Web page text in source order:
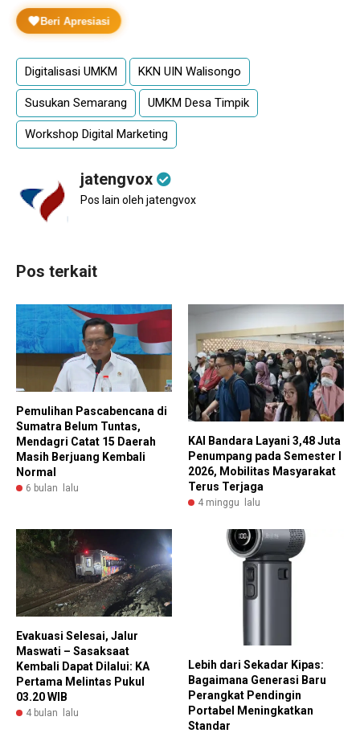
Beri Apresiasi
Digitalisasi UMKM KKN UIN Walisongo
Susukan Semarang UMKM Desa Timpik
Workshop Digital Marketing
jatengvox
Pos lain oleh jatengvox
Pos terkait
Pemulihan Pascabencana di
Sumatra Belum Tuntas,
Mendagri Catat 15 Daerah
Masih Berjuang Kembali
Normal
6 bulan lalu
KAI Bandara Layani 3,48 Juta
Penumpang pada Semester I
2026, Mobilitas Masyarakat
Terus Terjaga
4 minggu lalu
Evakuasi Selesai, Jalur
Maswati – Sasaksaat
Kembali Dapat Dilalui: KA
Pertama Melintas Pukul
03.20 WIB
4 bulan lalu
Lebih dari Sekadar Kipas:
Bagaimana Generasi Baru
Perangkat Pendingin
Portabel Meningkatkan
Standar